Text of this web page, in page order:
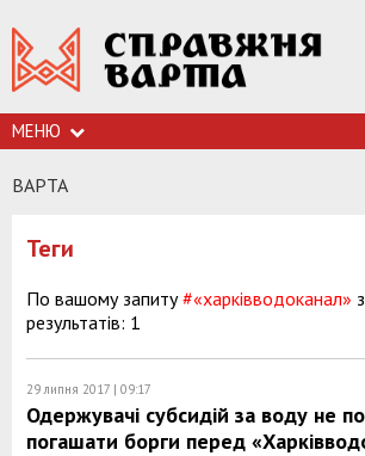
МЕНЮ
ВАРТА
Теги
По вашому запиту#«харківводоканал»
результатів: 1
29 липня 2017 | 09:17
Одержувачі субсидій за воду не
погашати борги перед